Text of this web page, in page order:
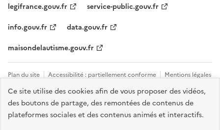
Ce site utilise des cookies afin de vous proposer des vidéos,
des boutons de partage, des remontées de contenus de
plateformes sociales et des contenus animés et interactifs.
legifrance.gouv.fr
service-public.gouv.fr
info.gouv.fr
data.gouv.fr
maisondelautisme.gouv.fr
Plan du site Accessibilité : partiellement conforme
Mentions légales
Données personnelles et cookies
Nous contacter
Gestion des